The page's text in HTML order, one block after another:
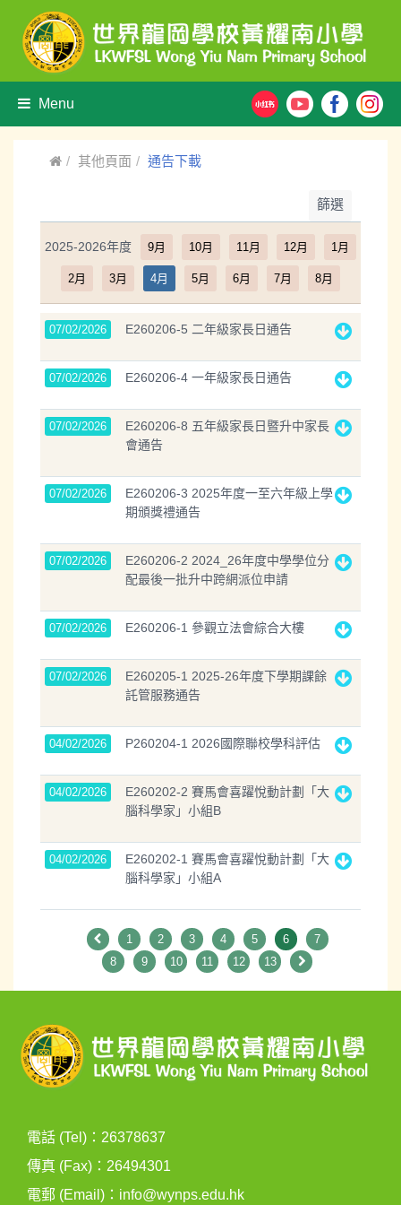
Menu
其他頁面 通告下載
篩選
2025-2026年度 9月 10月 11月 12月 1月
2月 3月 4月 5月 6月 7月 8月
07/02/2026 E260206-5 二年級家長日通告
07/02/2026 E260206-4 一年級家長日通告
07/02/2026
E260206-8 五年級家長日暨升中家長
會通告
07/02/2026
E260206-3 2025年度一至六年級上學
期頒獎禮通告
07/02/2026
E260206-2 2024_26年度中學學位分
配最後一批升中跨網派位申請
07/02/2026 E260206-1 參觀立法會綜合大樓
07/02/2026
E260205-1 2025-26年度下學期課餘
託管服務通告
04/02/2026 P260204-1 2026國際聯校學科評估
04/02/2026
E260202-2 賽馬會喜躍悅動計劃「大
腦科學家」小組B
04/02/2026
E260202-1 賽馬會喜躍悅動計劃「大
腦科學家」小組A
1 2 3 4 5 6
7
8
9 10 11 12 13
電話 (Tel)：26378637
傳真 (Fax)：26494301
電郵 (Email)： info@wynps.edu.hk